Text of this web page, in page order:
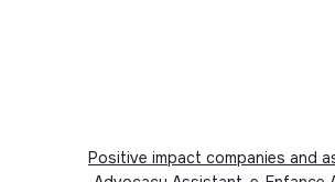
Positive impact companies and